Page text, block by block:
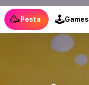
🥳Pesta 🕹Games